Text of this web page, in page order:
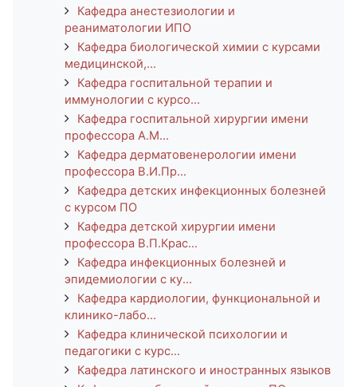
Кафедра анестезиологии и
реаниматологии ИПО
Кафедра биологической химии с курсами
медицинской,...
Кафедра госпитальной терапии и
иммунологии с курсо...
Кафедра госпитальной хирургии имени
профессора А.М...
Кафедра дерматовенерологии имени
профессора В.И.Пр...
Кафедра детских инфекционных болезней
с курсом ПО
Кафедра детской хирургии имени
профессора В.П.Крас...
Кафедра инфекционных болезней и
эпидемиологии с ку...
Кафедра кардиологии, функциональной и
клинико-лабо...
Кафедра клинической психологии и
педагогики с курс...
Кафедра латинского и иностранных языков